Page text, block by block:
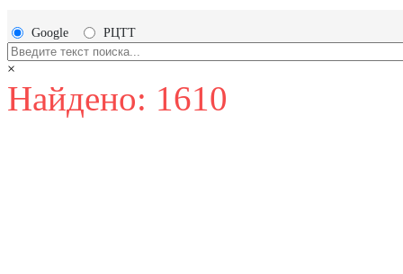
Google РЦТТ
×
Найдено: 1610